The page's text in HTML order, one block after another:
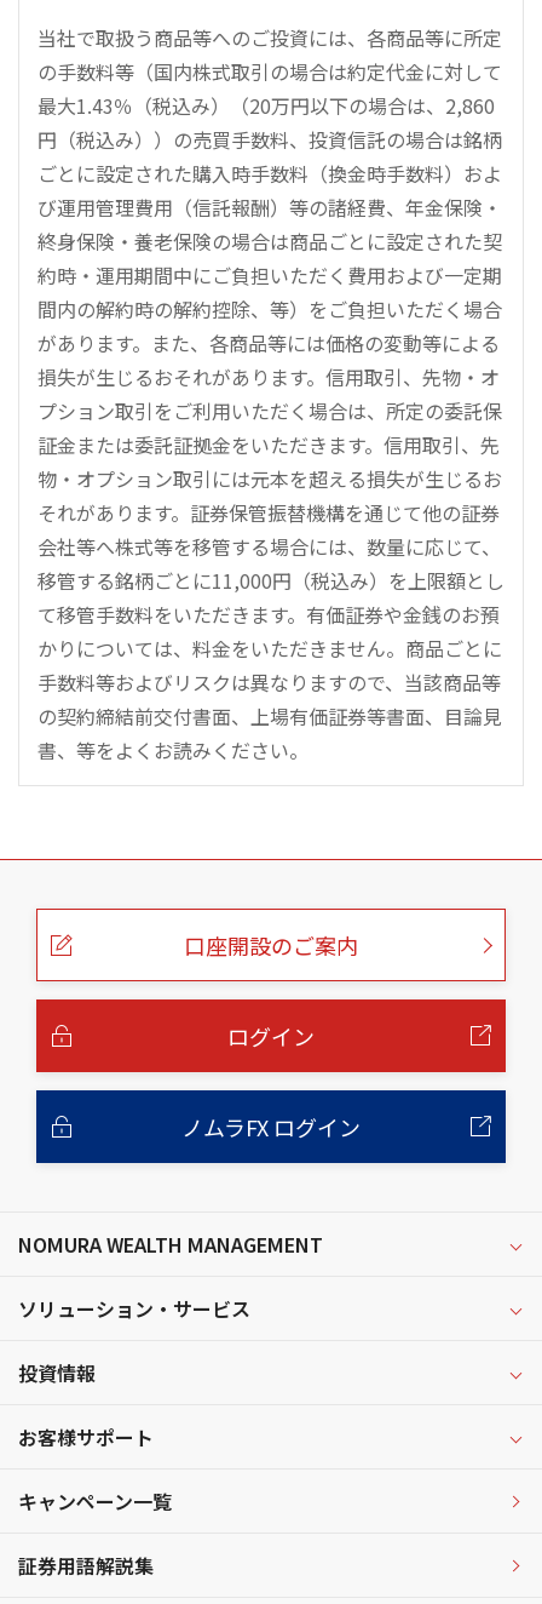
当社で取扱う商品等へのご投資には、各商品等に所定
の手数料等（国内株式取引の場合は約定代金に対して
最大1.43％（税込み）（20万円以下の場合は、2,860
円（税込み））の売買手数料、投資信託の場合は銘柄
ごとに設定された購入時手数料（換金時手数料）およ
び運用管理費用（信託報酬）等の諸経費、年金保険・
終身保険・養老保険の場合は商品ごとに設定された契
約時・運用期間中にご負担いただく費用および一定期
間内の解約時の解約控除、等）をご負担いただく場合
があります。また、各商品等には価格の変動等による
損失が生じるおそれがあります。信用取引、先物・オ
プション取引をご利用いただく場合は、所定の委託保
証金または委託証拠金をいただきます。信用取引、先
物・オプション取引には元本を超える損失が生じるお
それがあります。証券保管振替機構を通じて他の証券
会社等へ株式等を移管する場合には、数量に応じて、
移管する銘柄ごとに11,000円（税込み）を上限額とし
て移管手数料をいただきます。有価証券や金銭のお預
かりについては、料金をいただきません。商品ごとに
手数料等およびリスクは異なりますので、当該商品等
の契約締結前交付書面、上場有価証券等書面、目論見
書、等をよくお読みください。
こ
口座開設のご案内
ログイン
ノムラFX ログイン
NOMURA WEALTH MANAGEMENT
ソリューション・サービス
投資情報
お客様サポート
キャンペーン一覧
証券用語解説集